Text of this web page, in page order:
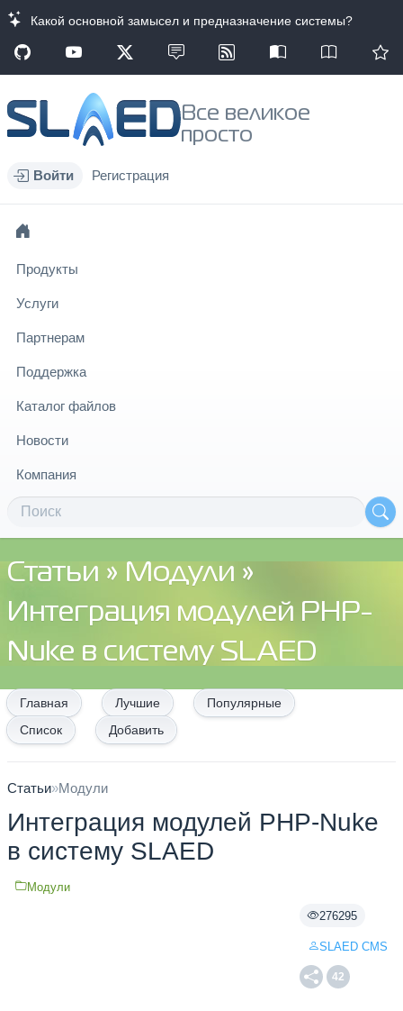
Какой основной замысел и предназначение системы?
Все великое
просто
Войти Регистрация
Продукты
Услуги
Партнерам
Поддержка
Каталог файлов
Новости
Компания
Статьи » Модули »
Интеграция модулей PHP-
Nuke в систему SLAED
Главная Лучшие
Популярные
Список
Добавить
Статьи»Модули
Интеграция модулей PHP-Nuke
в систему SLAED
276295
SLAED CMS
42
Модули